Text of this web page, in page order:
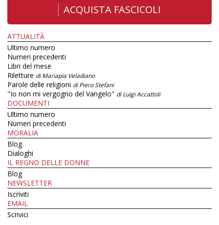
ACQUISTA FASCICOLI
ATTUALITÀ
Ultimo numero
Numeri precedenti
Libri del mese
Riletture di Mariapia Veladiano
Parole delle religioni di Piero Stefani
"Io non mi vergogno del Vangelo" di Luigi Accattoli
DOCUMENTI
Ultimo numero
Numeri precedenti
MORALIA
Blog
Dialoghi
IL REGNO DELLE DONNE
Blog
NEWSLETTER
Iscriviti
EMAIL
Scrivici